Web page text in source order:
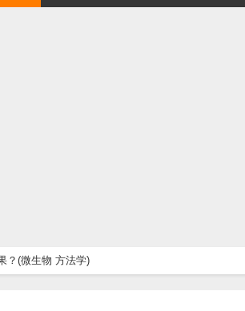
？(微生物 方法学)